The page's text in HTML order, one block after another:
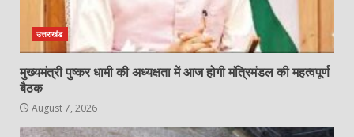
उत्तराखंड
मुख्यमंत्री पुष्कर धामी की अध्यक्षता में आज होगी मंत्रिमंडल की महत्वपूर्ण
बैठक
August 7, 2026